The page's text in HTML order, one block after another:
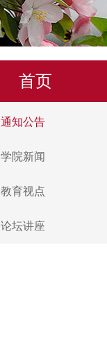
首页
通知公告
学院新闻
教育视点
论坛讲座